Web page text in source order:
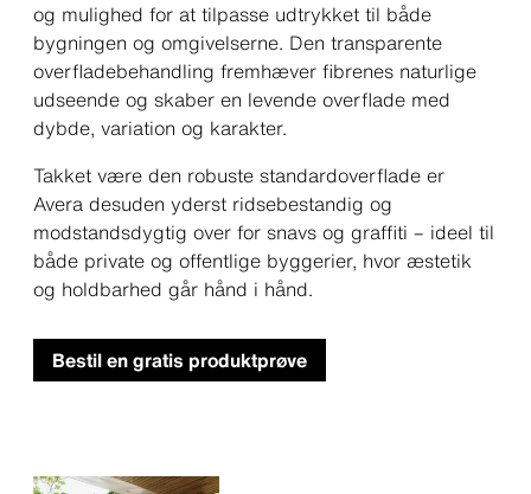
og mulighed for at tilpasse udtrykket til både
bygningen og omgivelserne. Den transparente
overfladebehandling fremhæver fibrenes naturlige
udseende og skaber en levende overflade med
dybde, variation og karakter.
Takket være den robuste standardoverflade er
Avera desuden yderst ridsebestandig og
modstandsdygtig over for snavs og graffiti – ideel til
både private og offentlige byggerier, hvor æstetik
og holdbarhed går hånd i hånd.
Bestil en gratis produktprøve